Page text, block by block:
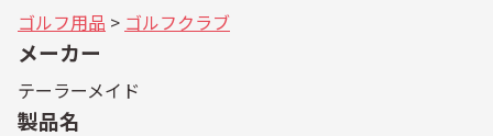
ゴルフ用品 > ゴルフクラブ
メーカー
テーラーメイド
製品名